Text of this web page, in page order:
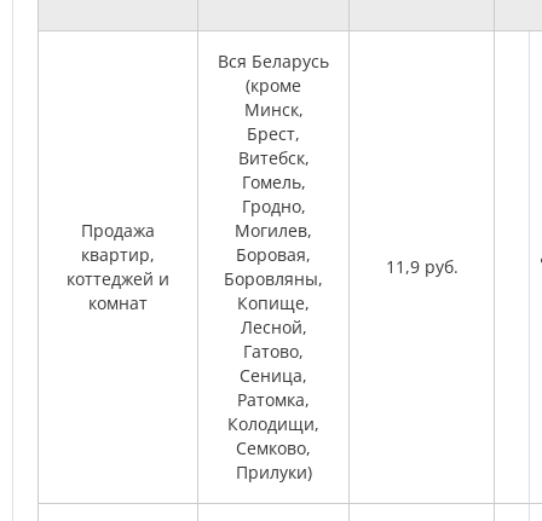
Продажа
квартир,
коттеджей и
комнат
Вся Беларусь
(кроме
Минск,
Брест,
Витебск,
Гомель,
Гродно,
Могилев,
Боровая,
Боровляны,
Копище,
Лесной,
Гатово,
Сеница,
Ратомка,
Колодищи,
Семково,
Прилуки)
11,9 руб.